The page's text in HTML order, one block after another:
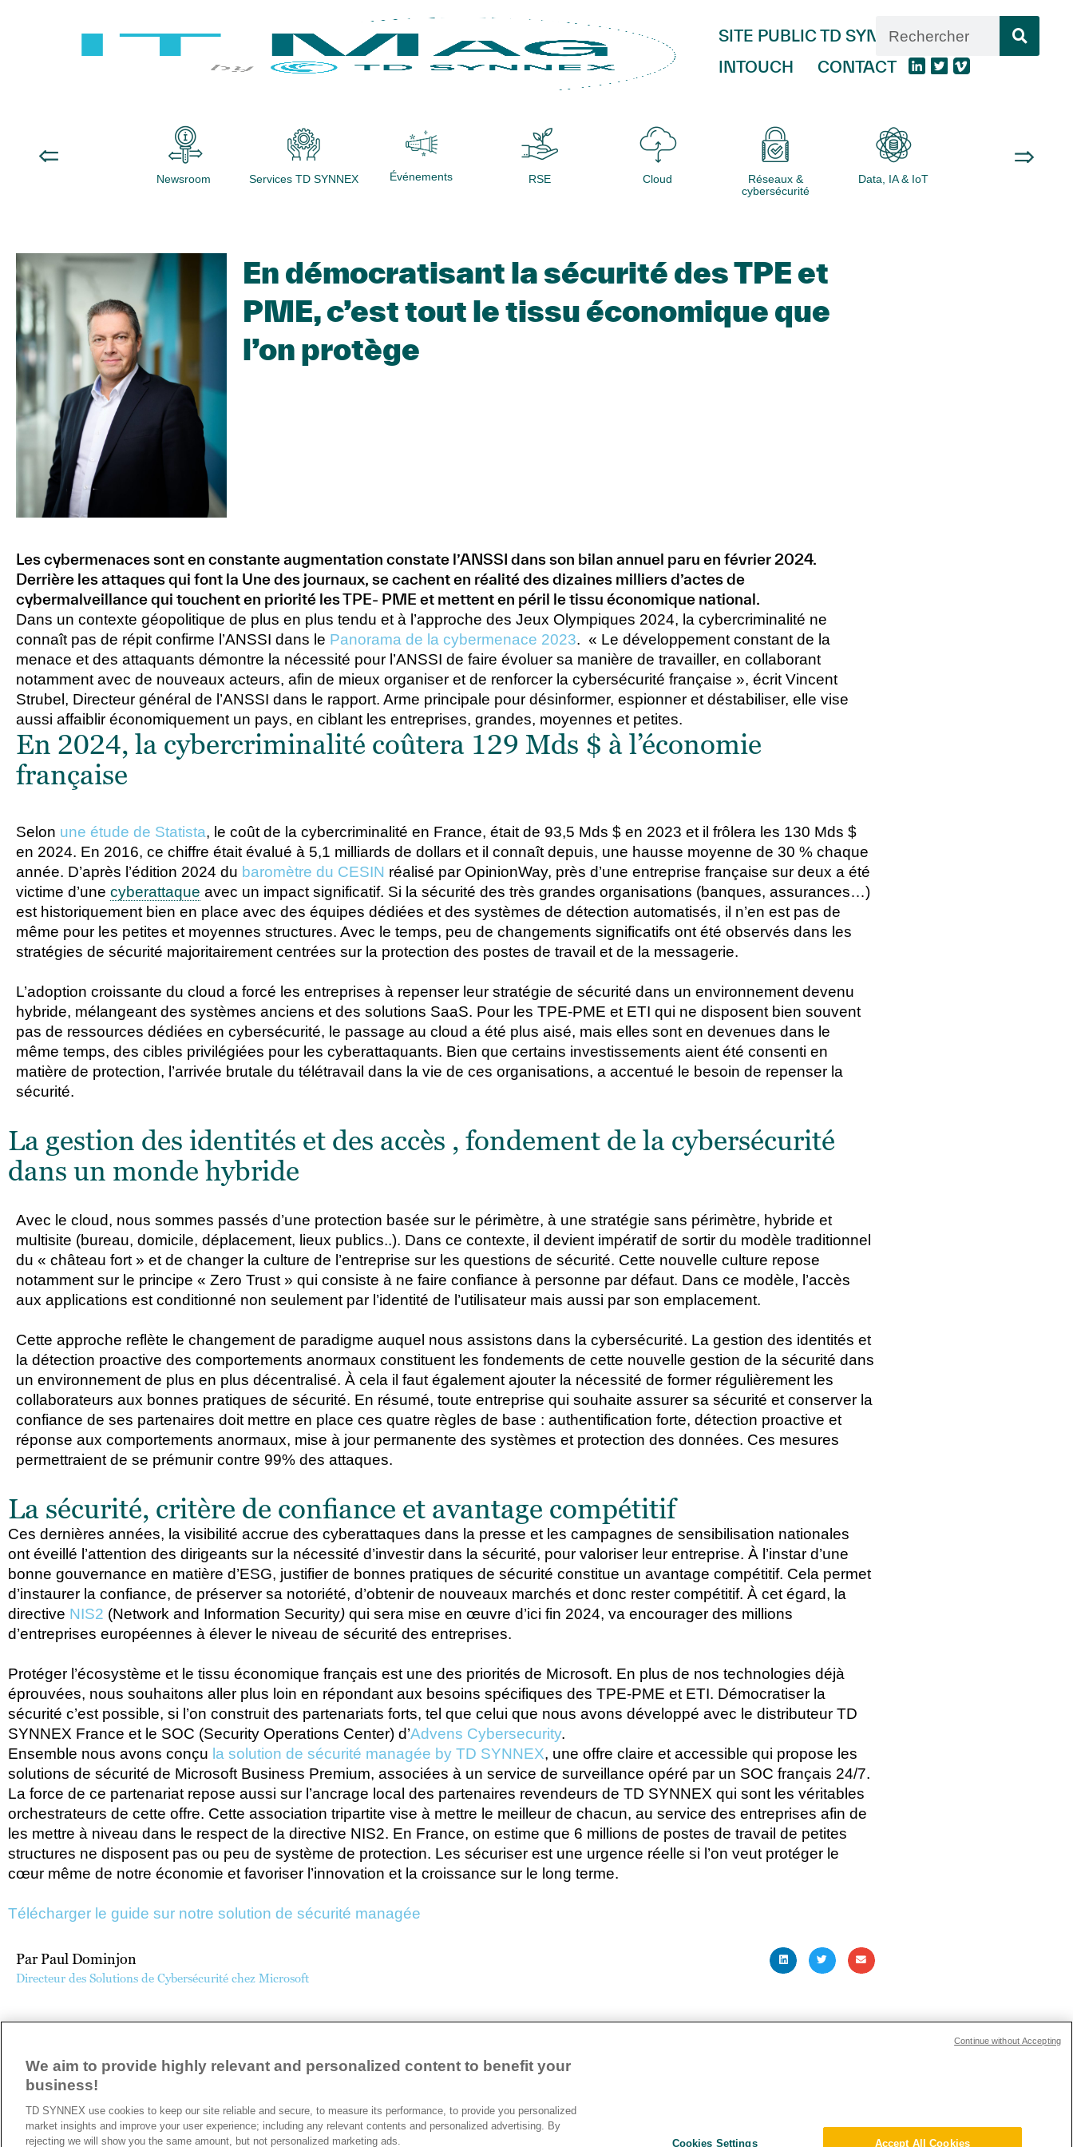
SITE PUBLIC TD SYNNEX
INTOUCH
CONTACT
Newsroom Services TD SYNNEX Événements RSE Cloud
Réseaux &
cybersécurité
Data, IA & IoT
En démocratisant la sécurité des TPE et
PME, c’est tout le tissu économique que
l’on protège
Les cybermenaces sont en constante augmentation constate l’ANSSI dans son bilan annuel paru en février 2024.
Derrière les attaques qui font la Une des journaux, se cachent en réalité des dizaines milliers d’actes de
cybermalveillance qui touchent en priorité les TPE- PME et mettent en péril le tissu économique national.
Dans un contexte géopolitique de plus en plus tendu et à l’approche des Jeux Olympiques 2024, la cybercriminalité ne
connaît pas de répit confirme l’ANSSI dans le Panorama de la cybermenace 2023. « Le développement constant de la
menace et des attaquants démontre la nécessité pour l’ANSSI de faire évoluer sa manière de travailler, en collaborant
notamment avec de nouveaux acteurs, afin de mieux organiser et de renforcer la cybersécurité française », écrit Vincent
Strubel, Directeur général de l’ANSSI dans le rapport. Arme principale pour désinformer, espionner et déstabiliser, elle vise
aussi affaiblir économiquement un pays, en ciblant les entreprises, grandes, moyennes et petites.
En 2024, la cybercriminalité coûtera 129 Mds $ à l’économie
française
Selon une étude de Statista, le coût de la cybercriminalité en France, était de 93,5 Mds $ en 2023 et il frôlera les 130 Mds $
en 2024. En 2016, ce chiffre était évalué à 5,1 milliards de dollars et il connaît depuis, une hausse moyenne de 30 % chaque
année. D’après l’édition 2024 du baromètre du CESIN réalisé par OpinionWay, près d’une entreprise française sur deux a été
victime d’une cyberattaque avec un impact significatif. Si la sécurité des très grandes organisations (banques, assurances…)
est historiquement bien en place avec des équipes dédiées et des systèmes de détection automatisés, il n’en est pas de
même pour les petites et moyennes structures. Avec le temps, peu de changements significatifs ont été observés dans les
stratégies de sécurité majoritairement centrées sur la protection des postes de travail et de la messagerie.
L’adoption croissante du cloud a forcé les entreprises à repenser leur stratégie de sécurité dans un environnement devenu
hybride, mélangeant des systèmes anciens et des solutions SaaS. Pour les TPE-PME et ETI qui ne disposent bien souvent
pas de ressources dédiées en cybersécurité, le passage au cloud a été plus aisé, mais elles sont en devenues dans le
même temps, des cibles privilégiées pour les cyberattaquants. Bien que certains investissements aient été consenti en
matière de protection, l’arrivée brutale du télétravail dans la vie de ces organisations, a accentué le besoin de repenser la
sécurité.
La gestion des identités et des accès , fondement de la cybersécurité
dans un monde hybride
Avec le cloud, nous sommes passés d’une protection basée sur le périmètre, à une stratégie sans périmètre, hybride et
multisite (bureau, domicile, déplacement, lieux publics..). Dans ce contexte, il devient impératif de sortir du modèle traditionnel
du « château fort » et de changer la culture de l’entreprise sur les questions de sécurité. Cette nouvelle culture repose
notamment sur le principe « Zero Trust » qui consiste à ne faire confiance à personne par défaut. Dans ce modèle, l’accès
aux applications est conditionné non seulement par l’identité de l’utilisateur mais aussi par son emplacement.
Cette approche reflète le changement de paradigme auquel nous assistons dans la cybersécurité. La gestion des identités et
la détection proactive des comportements anormaux constituent les fondements de cette nouvelle gestion de la sécurité dans
un environnement de plus en plus décentralisé. À cela il faut également ajouter la nécessité de former régulièrement les
collaborateurs aux bonnes pratiques de sécurité. En résumé, toute entreprise qui souhaite assurer sa sécurité et conserver la
confiance de ses partenaires doit mettre en place ces quatre règles de base : authentification forte, détection proactive et
réponse aux comportements anormaux, mise à jour permanente des systèmes et protection des données. Ces mesures
permettraient de se prémunir contre 99% des attaques.
La sécurité, critère de confiance et avantage compétitif
Ces dernières années, la visibilité accrue des cyberattaques dans la presse et les campagnes de sensibilisation nationales
ont éveillé l’attention des dirigeants sur la nécessité d’investir dans la sécurité, pour valoriser leur entreprise. À l’instar d’une
bonne gouvernance en matière d’ESG, justifier de bonnes pratiques de sécurité constitue un avantage compétitif. Cela permet
d’instaurer la confiance, de préserver sa notoriété, d’obtenir de nouveaux marchés et donc rester compétitif. À cet égard, la
directive NIS2 (Network and Information Security) qui sera mise en œuvre d’ici fin 2024, va encourager des millions
d’entreprises européennes à élever le niveau de sécurité des entreprises.
Protéger l’écosystème et le tissu économique français est une des priorités de Microsoft. En plus de nos technologies déjà
éprouvées, nous souhaitons aller plus loin en répondant aux besoins spécifiques des TPE-PME et ETI. Démocratiser la
sécurité c’est possible, si l’on construit des partenariats forts, tel que celui que nous avons développé avec le distributeur TD
SYNNEX France et le SOC (Security Operations Center) d’Advens Cybersecurity.
Ensemble nous avons conçu la solution de sécurité managée by TD SYNNEX, une offre claire et accessible qui propose les
solutions de sécurité de Microsoft Business Premium, associées à un service de surveillance opéré par un SOC français 24/7.
La force de ce partenariat repose aussi sur l’ancrage local des partenaires revendeurs de TD SYNNEX qui sont les véritables
orchestrateurs de cette offre. Cette association tripartite vise à mettre le meilleur de chacun, au service des entreprises afin de
les mettre à niveau dans le respect de la directive NIS2. En France, on estime que 6 millions de postes de travail de petites
structures ne disposent pas ou peu de système de protection. Les sécuriser est une urgence réelle si l’on veut protéger le
cœur même de notre économie et favoriser l’innovation et la croissance sur le long terme.
Télécharger le guide sur notre solution de sécurité managée
Par Paul Dominjon
Directeur des Solutions de Cybersécurité chez Microsoft
A propos de TD SYNNEX
Historique
Travailler chez TD SYNNEX
Devenir Client
Contact
We aim to provide highly relevant and personalized content to benefit your
business!
TD SYNNEX use cookies to keep our site reliable and secure, to measure its performance, to provide you personalized
market insights and improve your user experience; including any relevant contents and personalized advertising. By
rejecting we will show you the same amount, but not personalized marketing ads.
Cookies Settings Accept All Cookies
Continue without Accepting